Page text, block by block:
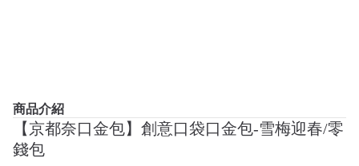
商品介紹
【京都奈口金包】創意口袋口金包-雪梅迎春/零
錢包